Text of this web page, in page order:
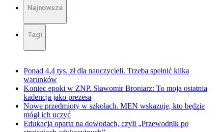
Najnowsze
Tagi
Ponad 4,4 tys. zł dla nauczycieli. Trzeba spełnić kilka
warunków
Koniec epoki w ZNP. Sławomir Broniarz: To moja ostatnia
kadencja jako prezesa
Nowe przedmioty w szkołach. MEN wskazuje, kto będzie
mógł ich uczyć
Edukacja oparta na dowodach, czyli „Przewodnik po